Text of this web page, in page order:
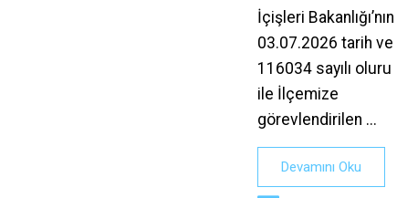
İçişleri Bakanlığı’nın
03.07.2026 tarih ve
116034 sayılı oluru
ile İlçemize
görevlendirilen ...
Devamını Oku